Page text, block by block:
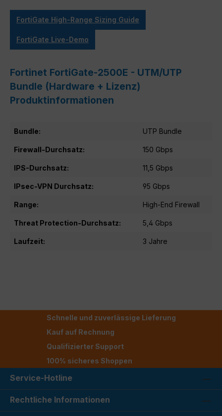
FortiGate High-Range Sizing Guide
FortiGate Live-Demo
Fortinet FortiGate-2500E - UTM/UTP
Bundle (Hardware + Lizenz)
Produktinformationen
Bundle: UTP Bundle
Firewall-Durchsatz: 150 Gbps
IPS-Durchsatz: 11,5 Gbps
IPsec-VPN Durchsatz: 95 Gbps
Range: High-End Firewall
Threat Protection-Durchsatz: 5,4 Gbps
Laufzeit: 3 Jahre
Schnelle und zuverlässige Lieferung
Kauf auf Rechnung
Qualifizierter Support
100% sicheres Shoppen
Service-Hotline
Rechtliche Informationen